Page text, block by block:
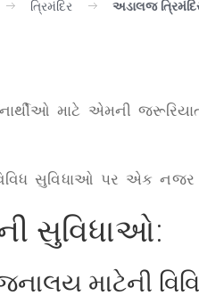
ત્રિમંદિર અડાલજ
માટે એમની
સુવિધાઓ પર એક નજર
સુવિધાઓ:
માટેની